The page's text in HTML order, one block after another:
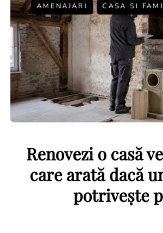
AMENAJARI CASA SI
Renovezi o casă
care arată dacă
potrivește